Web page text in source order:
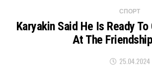
СПОРТ
Karyakin Said He Is Ready
At The
25.04.2024